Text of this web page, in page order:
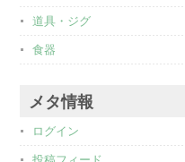
道具・ジグ
食器
メタ情報
ログイン